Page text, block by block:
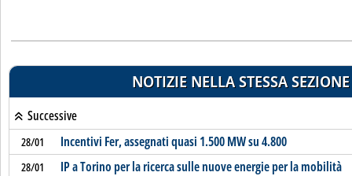
NOTIZIE NELLA STESSA SEZIONE
Successive
28/01 Incentivi Fer, assegnati quasi 1.500 MW su 4.800
28/01 IP a Torino per la ricerca sulle nuove energie per la mobilità